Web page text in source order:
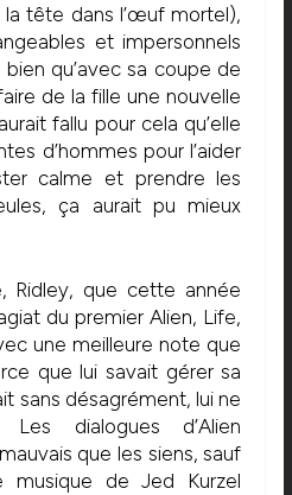
tête dans l’œuf mortel),
et impersonnels
qu’avec sa coupe de
de la fille une nouvelle
fallu pour cela qu’elle
d’hommes pour l’aider
calme et prendre les
ça aurait pu mieux
Ridley, que cette année
du premier Alien, Life,
une meilleure note que
que lui savait gérer sa
sans désagrément, lui ne
dialogues d’Alien
que les siens, sauf
musique de Jed Kurzel